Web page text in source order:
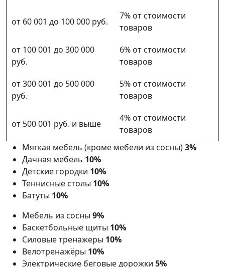
от 60 001 до 100 000 руб.
7% от стоимости
товаров
от 100 001 до 300 000
руб.
6% от стоимости
товаров
от 300 001 до 500 000
руб.
5% от стоимости
товаров
от 500 001 руб. и выше
4% от стоимости
товаров
Мягкая мебель (кроме мебели из сосны)3%
Дачная мебель 10%
Детские городки 10%
Теннисные столы 10%
Батуты 10%
Мебель из сосны 9%
Баскетбольные щиты 10%
Силовые тренажеры 10%
Велотренажёры 10%
Электрические беговые дорожки 5%